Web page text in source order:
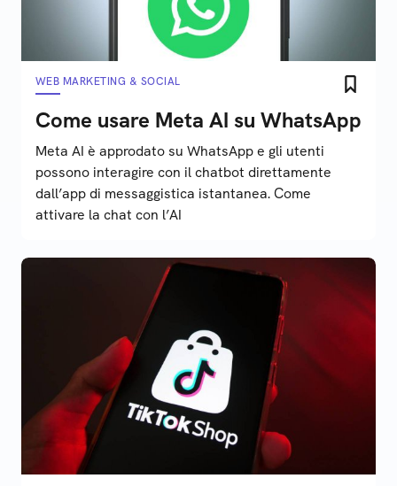
WEB MARKETING & SOCIAL
Come usare Meta AI su WhatsApp
Meta AI è approdato su WhatsApp e gli utenti
possono interagire con il chatbot direttamente
dall’app di messaggistica istantanea. Come
attivare la chat con l’AI